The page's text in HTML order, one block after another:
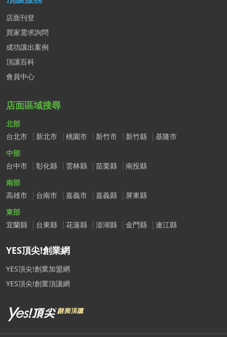
店面刊登
買家需求詢問
成功讓出案例
頂讓百科
會員中心
店面區域搜尋
北部
台北市
新北市 桃園市 新竹市 新竹縣
基隆市
中部
台中市
彰化縣 雲林縣 苗栗縣
南投縣
南部
高雄市
台南市 嘉義市 嘉義縣
屏東縣
東部
宜蘭縣
台東縣 花蓮縣 澎湖縣 金門縣 連江縣
YES頂尖!創業網
YES頂尖!創業加盟網
YES頂尖!創業頂讓網